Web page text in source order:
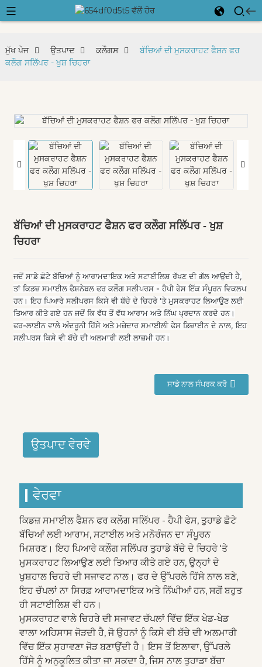
ਮੁੱਖ ਪੇਜ ਉਤਪਾਦ ਕਲੌਗਸ
ਬੱਚਿਆਂ ਦੀ ਮੁਸਕਰਾਹਟ ਫੈਸ਼ਨ ਫਰ
ਕਲੌਗ ਸਲਿੱਪਰ - ਖੁਸ਼ ਚਿਹਰਾ
ਬੱਚਿਆਂ ਦੀ ਮੁਸਕਰਾਹਟ ਫੈਸ਼ਨ ਫਰ ਕਲੌਗ ਸਲਿੱਪਰ - ਖੁਸ਼
ਚਿਹਰਾ
ਜਦੋਂ ਸਾਡੇ ਛੋਟੇ ਬੱਚਿਆਂ ਨੂੰ ਆਰਾਮਦਾਇਕ ਅਤੇ ਸਟਾਈਲਿਸ਼ ਰੱਖਣ ਦੀ ਗੱਲ ਆਉਂਦੀ ਹੈ,
ਤਾਂ ਕਿਡਜ਼ ਸਮਾਈਲ ਫੈਸ਼ਨੇਬਲ ਫਰ ਕਲੌਗ ਸਲੀਪਰਸ - ਹੈਪੀ ਫੇਸ ਇੱਕ ਸੰਪੂਰਨ ਵਿਕਲਪ
ਹਨ। ਇਹ ਪਿਆਰੇ ਸਲੀਪਰਸ ਕਿਸੇ ਵੀ ਬੱਚੇ ਦੇ ਚਿਹਰੇ 'ਤੇ ਮੁਸਕਰਾਹਟ ਲਿਆਉਣ ਲਈ
ਤਿਆਰ ਕੀਤੇ ਗਏ ਹਨ ਜਦੋਂ ਕਿ ਵੱਧ ਤੋਂ ਵੱਧ ਆਰਾਮ ਅਤੇ ਨਿੱਘ ਪ੍ਰਦਾਨ ਕਰਦੇ ਹਨ।
ਫਰ-ਲਾਈਨ ਵਾਲੇ ਅੰਦਰੂਨੀ ਹਿੱਸੇ ਅਤੇ ਮਜ਼ੇਦਾਰ ਸਮਾਈਲੀ ਫੇਸ ਡਿਜ਼ਾਈਨ ਦੇ ਨਾਲ, ਇਹ
ਸਲੀਪਰਸ ਕਿਸੇ ਵੀ ਬੱਚੇ ਦੀ ਅਲਮਾਰੀ ਲਈ ਲਾਜ਼ਮੀ ਹਨ।
ਸਾਡੇ ਨਾਲ ਸੰਪਰਕ ਕਰੋ
ਉਤਪਾਦ ਵੇਰਵੇ
ਵੇਰਵਾ
ਕਿਡਜ਼ ਸਮਾਈਲ ਫੈਸ਼ਨ ਫਰ ਕਲੌਗ ਸਲਿੱਪਰ - ਹੈਪੀ ਫੇਸ, ਤੁਹਾਡੇ ਛੋਟੇ
ਬੱਚਿਆਂ ਲਈ ਆਰਾਮ, ਸਟਾਈਲ ਅਤੇ ਮਨੋਰੰਜਨ ਦਾ ਸੰਪੂਰਨ
ਮਿਸ਼ਰਣ। ਇਹ ਪਿਆਰੇ ਕਲੌਗ ਸਲਿੱਪਰ ਤੁਹਾਡੇ ਬੱਚੇ ਦੇ ਚਿਹਰੇ 'ਤੇ
ਮੁਸਕਰਾਹਟ ਲਿਆਉਣ ਲਈ ਤਿਆਰ ਕੀਤੇ ਗਏ ਹਨ, ਉਨ੍ਹਾਂ ਦੇ
ਖੁਸ਼ਹਾਲ ਚਿਹਰੇ ਦੀ ਸਜਾਵਟ ਨਾਲ। ਫਰ ਦੇ ਉੱਪਰਲੇ ਹਿੱਸੇ ਨਾਲ ਬਣੇ,
ਇਹ ਚੱਪਲਾਂ ਨਾ ਸਿਰਫ਼ ਆਰਾਮਦਾਇਕ ਅਤੇ ਨਿੱਘੀਆਂ ਹਨ, ਸਗੋਂ ਬਹੁਤ
ਹੀ ਸਟਾਈਲਿਸ਼ ਵੀ ਹਨ।
ਮੁਸਕਰਾਹਟ ਵਾਲੇ ਚਿਹਰੇ ਦੀ ਸਜਾਵਟ ਚੱਪਲਾਂ ਵਿੱਚ ਇੱਕ ਖੇਡ-ਖੇਡ
ਵਾਲਾ ਅਹਿਸਾਸ ਜੋੜਦੀ ਹੈ, ਜੋ ਉਹਨਾਂ ਨੂੰ ਕਿਸੇ ਵੀ ਬੱਚੇ ਦੀ ਅਲਮਾਰੀ
ਵਿੱਚ ਇੱਕ ਸੁਹਾਵਣਾ ਜੋੜ ਬਣਾਉਂਦੀ ਹੈ। ਇਸ ਤੋਂ ਇਲਾਵਾ, ਉੱਪਰਲੇ
ਹਿੱਸੇ ਨੂੰ ਅਨੁਕੂਲਿਤ ਕੀਤਾ ਜਾ ਸਕਦਾ ਹੈ, ਜਿਸ ਨਾਲ ਤੁਹਾਡਾ ਬੱਚਾ